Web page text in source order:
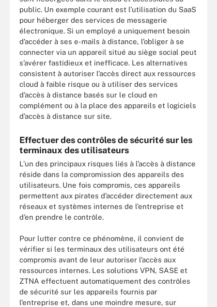
public. Un exemple courant est l’utilisation du SaaS
pour héberger des services de messagerie
électronique. Si un employé a uniquement besoin
d’accéder à ses e-mails à distance, l’obliger à se
connecter via un appareil situé au siège social peut
s’avérer fastidieux et inefficace. Les alternatives
consistent à autoriser l’accès direct aux ressources
cloud à faible risque ou à utiliser des services
d’accès à distance basés sur le cloud en
complément ou à la place des appareils et logiciels
d’accès à distance sur site.
Effectuer des contrôles de sécurité sur les
terminaux des utilisateurs
L’un des principaux risques liés à l’accès à distance
réside dans la compromission des appareils des
utilisateurs. Une fois compromis, ces appareils
permettent aux pirates d’accéder directement aux
réseaux et systèmes internes de l’entreprise et
d’en prendre le contrôle.
Pour lutter contre ce phénomène, il convient de
vérifier si les terminaux des utilisateurs ont été
compromis avant de leur autoriser l’accès aux
ressources internes. Les solutions VPN, SASE et
ZTNA effectuent automatiquement des contrôles
de sécurité sur les appareils fournis par
l’entreprise et, dans une moindre mesure, sur